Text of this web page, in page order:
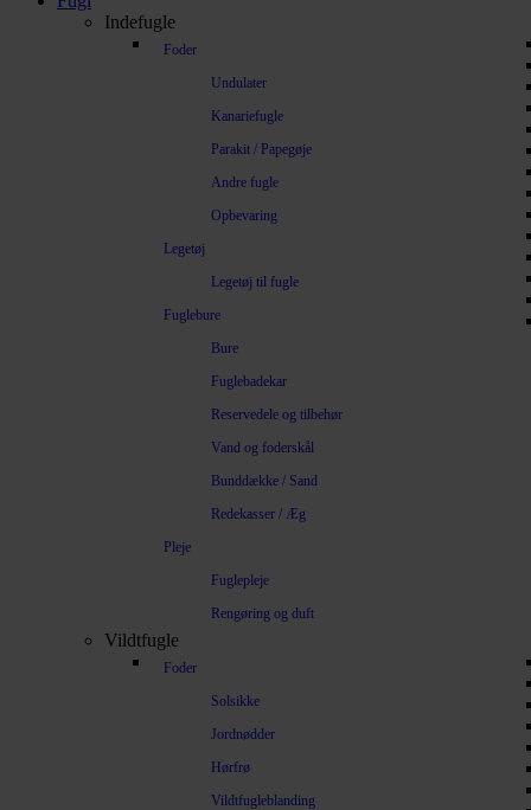
Indefugle
Foder
Undulater
Kanariefugle
Parakit / Papegøje
Andre fugle
Opbevaring
Legetøj
Legetøj til fugle
Fuglebure
Bure
Fuglebadekar
Reservedele og tilbehør
Vand og foderskål
Bunddække / Sand
Redekasser / Æg
Pleje
Fuglepleje
Rengøring og duft
Vildtfugle
Foder
Solsikke
Jordnødder
Hørfrø
Vildtfugleblanding